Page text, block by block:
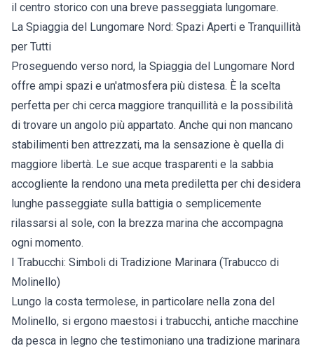
il centro storico con una breve passeggiata lungomare.
La Spiaggia del Lungomare Nord: Spazi Aperti e Tranquillità
per Tutti
Proseguendo verso nord, la Spiaggia del Lungomare Nord
offre ampi spazi e un'atmosfera più distesa. È la scelta
perfetta per chi cerca maggiore tranquillità e la possibilità
di trovare un angolo più appartato. Anche qui non mancano
stabilimenti ben attrezzati, ma la sensazione è quella di
maggiore libertà. Le sue acque trasparenti e la sabbia
accogliente la rendono una meta prediletta per chi desidera
lunghe passeggiate sulla battigia o semplicemente
rilassarsi al sole, con la brezza marina che accompagna
ogni momento.
I Trabucchi: Simboli di Tradizione Marinara (Trabucco di
Molinello)
Lungo la costa termolese, in particolare nella zona del
Molinello, si ergono maestosi i trabucchi, antiche macchine
da pesca in legno che testimoniano una tradizione marinara